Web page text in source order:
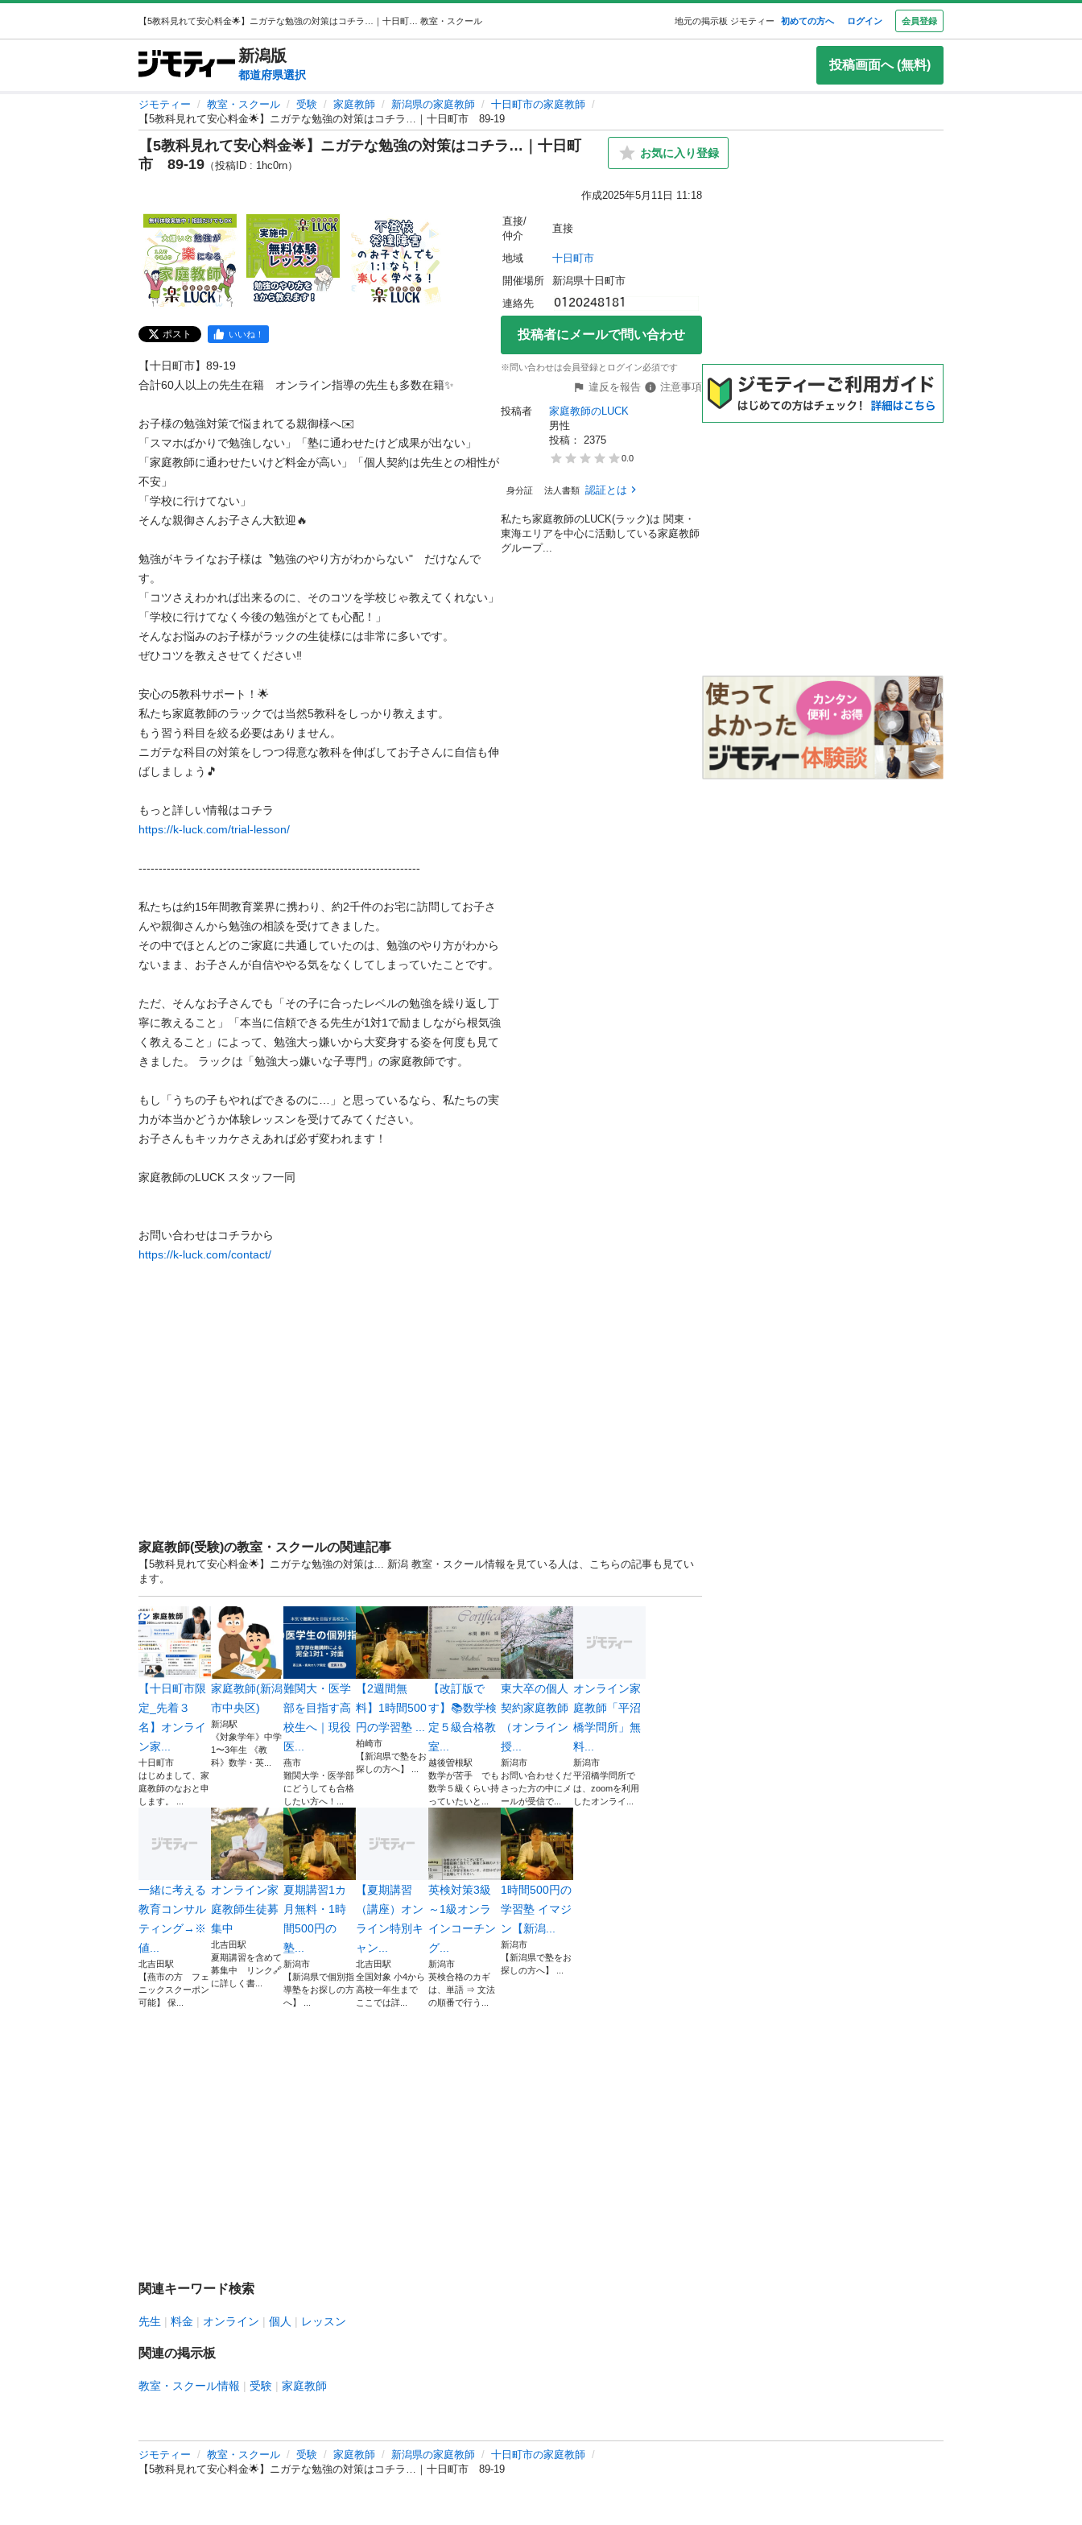
教室・スクール 地元の掲示板 ジモティー 初めての方へ ログイン 会員登録
新潟版
都道府県選択
投稿画面へ (無料)
ジモティー 教室・スクール 受験 家庭教師 新潟県の家庭教師
十日町市の家庭教師
【5教科見れて安心料金🌟】ニガテな勉強の対策はコチラ…｜十日町市 89-19
【5教科見れて安心料金🌟】ニガテな勉強の対策はコチラ…｜十日町
市 89-19 （投稿ID : 1hc0rn）
お気に入り登録
作成2025年5月11日 11:18
ポスト いいね！
【十日町市】89-19
合計60人以上の先生在籍　オンライン指導の先生も多数在籍✨
お子様の勉強対策で悩まれてる親御様へ✉️
「スマホばかりで勉強しない」「塾に通わせたけど成果が出ない」
「家庭教師に通わせたいけど料金が高い」「個人契約は先生との相性が
不安」
「学校に行けてない」
そんな親御さんお子さん大歓迎🔥
勉強がキライなお子様は〝勉強のやり方がわからない"　だけなんで
す。
「コツさえわかれば出来るのに、そのコツを学校じゃ教えてくれない」
「学校に行けてなく今後の勉強がとても心配！」
そんなお悩みのお子様がラックの生徒様には非常に多いです。
ぜひコツを教えさせてください‼️
安心の5教科サポート！🌟
私たち家庭教師のラックでは当然5教科をしっかり教えます。
もう習う科目を絞る必要はありません。
ニガテな科目の対策をしつつ得意な教科を伸ばしてお子さんに自信も伸
ばしましょう🎵
https://k-luck.com/trial-lesson/
----------------------------------------------------------------------
私たちは約15年間教育業界に携わり、約2千件のお宅に訪問してお子さ
んや親御さんから勉強の相談を受けてきました。
その中でほとんどのご家庭に共通していたのは、勉強のやり方がわから
ないまま、お子さんが自信ややる気をなくしてしまっていたことです。
ただ、そんなお子さんでも「その子に合ったレベルの勉強を繰り返し丁
寧に教えること」「本当に信頼できる先生が1対1で励ましながら根気強
く教えること」によって、勉強大っ嫌いから大変身する姿を何度も見て
きました。 ラックは「勉強大っ嫌いな子専門」の家庭教師です。
もし「うちの子もやればできるのに…」と思っているなら、私たちの実
力が本当かどうか体験レッスンを受けてみてください。
お子さんもキッカケさえあれば必ず変われます！
家庭教師のLUCK スタッフ一同
https://k-luck.com/contact/
直接/
仲介
直接
地域
十日町市
開催場所
新潟県十日町市
連絡先
投稿者にメールで問い合わせ
※問い合わせは会員登録とログイン必須です
違反を報告
注意事項
投稿者
家庭教師のLUCK
男性
投稿： 2375
0.0
身分証 法人書類 認証とは
私たち家庭教師のLUCK(ラック)は 関東・
東海エリアを中心に活動している家庭教師
グループ...
家庭教師(受験)の教室・スクールの関連記事
【5教科見れて安心料金🌟】ニガテな勉強の対策は... 新潟 教室・スクール情報を見ている人は、こちらの記事も見てい
ます。
【十日町市限
定_先着３
名】オンライ
ン家...
十日町市
はじめまして、家
庭教師のなおと申
します。 ...
家庭教師(新潟
市中央区)
新潟駅
《対象学年》中学
1〜3年生 《教
科》数学・英...
難関大・医学
部を目指す高
校生へ｜現役
医...
燕市
難関大学・医学部
にどうしても合格
したい方へ！...
【2週間無
料】1時間500
円の学習塾 ...
柏崎市
【新潟県で塾をお
探しの方へ】 ...
【改訂版で
す】📚数学検
定５級合格教
室...
越後曽根駅
数学が苦手 でも
数学５級くらい持
っていたいと...
東大卒の個人
契約家庭教師
（オンライン
授...
新潟市
お問い合わせくだ
さった方の中にメ
ールが受信で...
オンライン家
庭教師「平沼
橋学問所」無
料...
新潟市
平沼橋学問所で
は、zoomを利用
したオンライ...
一緒に考える
教育コンサル
ティング→※
値...
北吉田駅
【燕市の方 フェ
ニックスクーポン
可能】 保...
オンライン家
庭教師生徒募
集中
北吉田駅
夏期講習を含めて
募集中 リンク🔗
に詳しく書...
夏期講習1カ
月無料・1時
間500円の
塾...
新潟市
【新潟県で個別指
導塾をお探しの方
へ】 ...
【夏期講習
（講座）オン
ライン特別キ
ャン...
北吉田駅
全国対象 小4から
高校一年生まで
ここでは詳...
英検対策3級
～1級オンラ
インコーチン
グ...
新潟市
英検合格のカギ
は、単語 ⇒ 文法
の順番で行う...
1時間500円の
学習塾 イマジ
ン【新潟...
新潟市
【新潟県で塾をお
探しの方へ】 ...
関連キーワード検索
先生 料金 オンライン 個人 レッスン
関連の掲示板
教室・スクール情報 受験 家庭教師
ジモティー 教室・スクール 受験 家庭教師 新潟県の家庭教師
十日町市の家庭教師
【5教科見れて安心料金🌟】ニガテな勉強の対策はコチラ…｜十日町市 89-19